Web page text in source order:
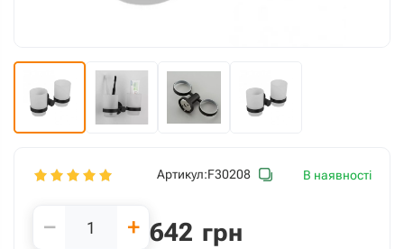
Артикул:F30208 В наявності
− + 642 грн